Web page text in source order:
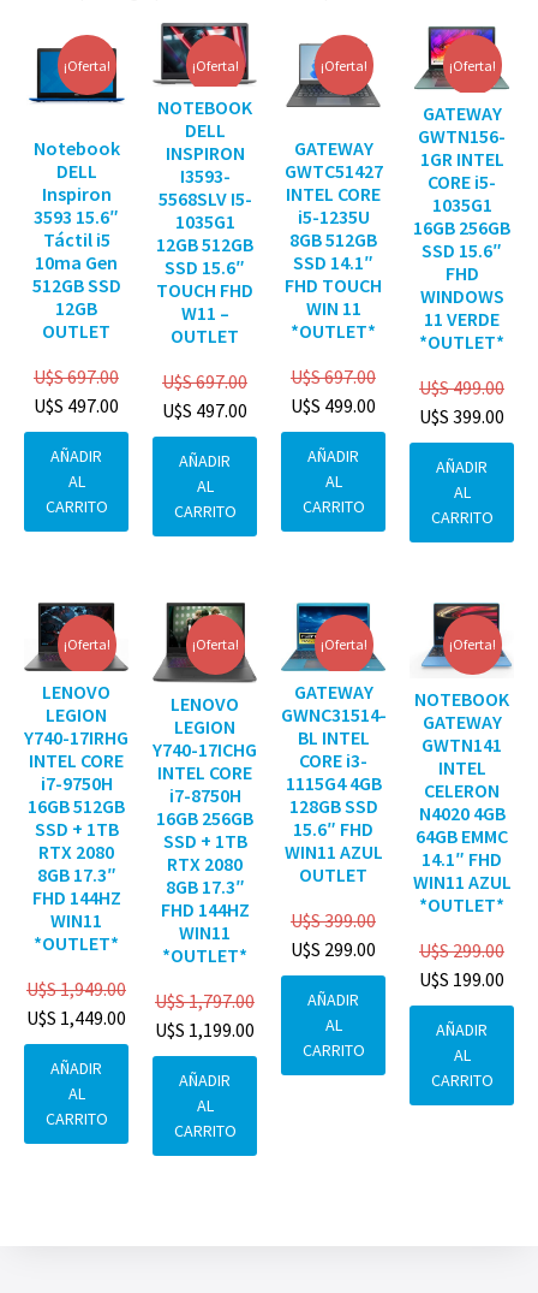
¡Oferta!
Notebook
DELL
Inspiron
3593 15.6″
Táctil i5
10ma Gen
512GB SSD
12GB
OUTLET
U$S697.00
U$S 497.00
AÑADIR
AL
CARRITO
¡Oferta!
NOTEBOOK
DELL
INSPIRON
I3593-
5568SLV I5-
1035G1
12GB 512GB
SSD 15.6″
TOUCH FHD
W11 –
OUTLET
U$S697.00
U$S 497.00
AÑADIR
AL
CARRITO
¡Oferta!
GATEWAY
GWTC51427
INTEL CORE
i5-1235U
8GB 512GB
SSD 14.1″
FHD TOUCH
WIN 11
*OUTLET*
U$S697.00
U$S 499.00
AÑADIR
AL
CARRITO
¡Oferta!
GATEWAY
GWTN156-
1GR INTEL
CORE i5-
1035G1
16GB 256GB
SSD 15.6″
FHD
WINDOWS
11 VERDE
*OUTLET*
U$S499.00
U$S 399.00
AÑADIR
AL
CARRITO
¡Oferta!
LENOVO
LEGION
Y740-17IRHG
INTEL CORE
i7-9750H
16GB 512GB
SSD + 1TB
RTX 2080
8GB 17.3″
FHD 144HZ
WIN11
*OUTLET*
U$S1,949.00
U$S 1,449.00
AÑADIR
AL
CARRITO
¡Oferta!
LENOVO
LEGION
Y740-17ICHG
INTEL CORE
i7-8750H
16GB 256GB
SSD + 1TB
RTX 2080
8GB 17.3″
FHD 144HZ
WIN11
*OUTLET*
U$S1,797.00
U$S 1,199.00
AÑADIR
AL
CARRITO
¡Oferta!
GATEWAY
GWNC31514-
BL INTEL
CORE i3-
1115G4 4GB
128GB SSD
15.6″ FHD
WIN11 AZUL
OUTLET
U$S399.00
U$S 299.00
AÑADIR
AL
CARRITO
¡Oferta!
NOTEBOOK
GATEWAY
GWTN141
INTEL
CELERON
N4020 4GB
64GB EMMC
14.1″ FHD
WIN11 AZUL
*OUTLET*
U$S299.00
U$S 199.00
AÑADIR
AL
CARRITO